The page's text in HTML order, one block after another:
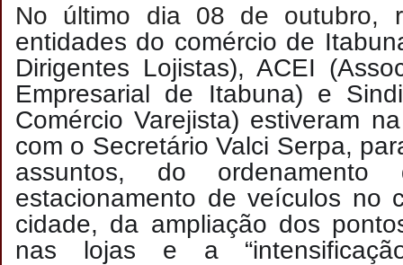
No último dia 08 de outubro, r
entidades do comércio de
Dirigentes Lojistas), ACEI
Empresarial de Itabuna) e
Comércio Varejista) estiveram
com o Secretário Valci Serpa,
assuntos, do
estacionamento de veículos no
cidade, da ampliação dos
nas lojas e a